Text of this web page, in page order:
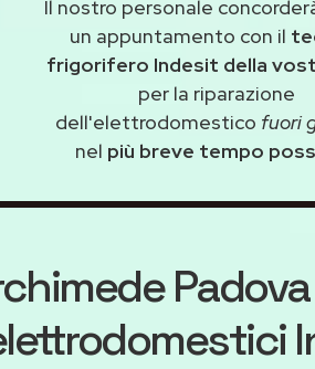
Il nostro personale
un appuntamento con il
frigorifero Indesit della
per la riparazione
dell'elettrodomestico fuori
nel più breve tempo
Padova